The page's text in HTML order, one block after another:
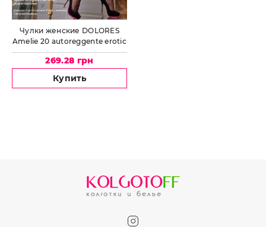
Чулки женские DOLORES
Amelie 20 autoreggente erotic
line
269.28 грн
Купить